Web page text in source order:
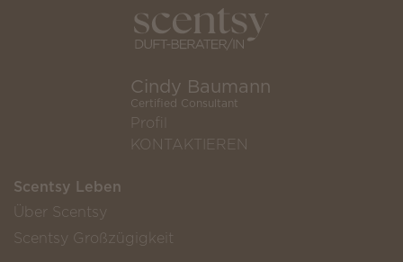
Cindy Baumann
Certified Consultant
Profil
KONTAKTIEREN
Scentsy Leben
Über Scentsy
Scentsy Großzügigkeit